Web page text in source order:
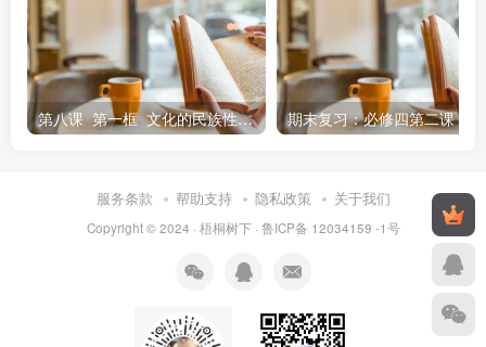
作为真正的哲学来源于对世界的追问和思考
8.习近平新时代中国特色社会主义思想从理论和实践结
合上系统回答了新时代坚持和发展什么样的中国特色社会主
义、怎样坚持和发展中国特色社会主义这个重大时代课题，
的基本原理同当代中国实践和时代特征相结合的又一次历史
性飞跃。下列对此认识正确的是( )
A.它成功将马克思主义改造成中国特色社会主义理论体
第八课 第一框 文化的民族性与多样性 导学案
服务条款 帮助支持 隐私政策 关于我们
Copyright © 2024 · 梧桐树下· 鲁ICP备 12034159 -1号